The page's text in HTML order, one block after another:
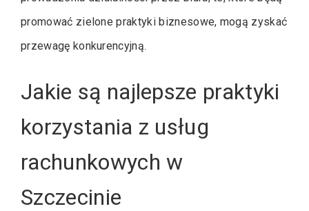
promować zielone praktyki biznesowe, mogą zyskać
przewagę konkurencyjną.
Jakie są najlepsze praktyki
korzystania z usług
rachunkowych w
Szczecinie